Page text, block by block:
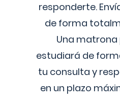
responderte.
de forma
Una
estudiará de
tu consulta y
en un plazo